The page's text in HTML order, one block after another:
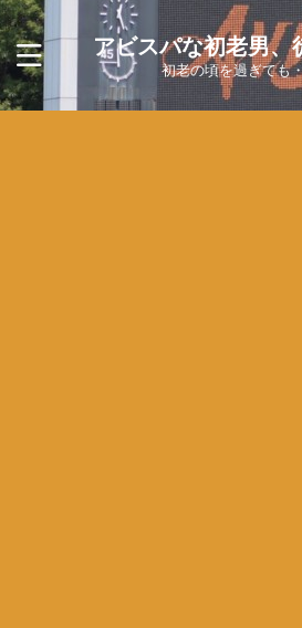
アビスパな初老男、
初老の頃を過ぎても